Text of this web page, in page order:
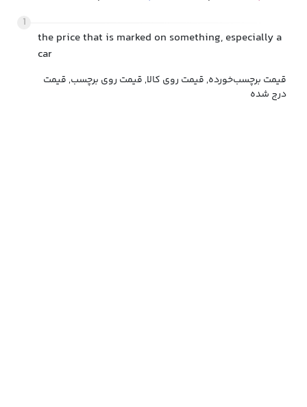
1
the price that is marked on something, especially a
car
قیمت برچسب‌خورده, قیمت روی کالا, قیمت روی برچسب, قیمت
درج شده